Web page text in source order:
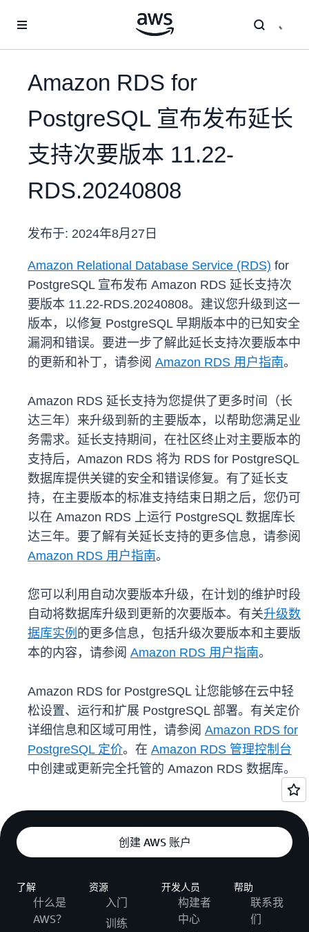
Amazon RDS for
PostgreSQL 宣布发布延长
支持次要版本 11.22-
RDS.20240808
发布于: 2024年8月27日
Amazon Relational Database Service (RDS) for
PostgreSQL 宣布发布 Amazon RDS 延长支持次
要版本 11.22-RDS.20240808。建议您升级到这一
版本，以修复 PostgreSQL 早期版本中的已知安全
漏洞和错误。要进一步了解此延长支持次要版本中
的更新和补丁，请参阅 Amazon RDS 用户指南。
Amazon RDS 延长支持为您提供了更多时间（长
达三年）来升级到新的主要版本，以帮助您满足业
务需求。延长支持期间，在社区终止对主要版本的
支持后，Amazon RDS 将为 RDS for PostgreSQL
数据库提供关键的安全和错误修复。有了延长支
持，在主要版本的标准支持结束日期之后，您仍可
以在 Amazon RDS 上运行 PostgreSQL 数据库长
达三年。要了解有关延长支持的更多信息，请参阅
Amazon RDS 用户指南。
您可以利用自动次要版本升级，在计划的维护时段
自动将数据库升级到更新的次要版本。有关升级数
据库实例 的更多信息，包括升级次要版本和主要版
本的内容，请参阅 Amazon RDS 用户指南。
Amazon RDS for PostgreSQL 让您能够在云中轻
松设置、运行和扩展 PostgreSQL 部署。有关定价
详细信息和区域可用性，请参阅 Amazon RDS for
PostgreSQL 定价。在 Amazon RDS 管理控制台
中创建或更新完全托管的 Amazon RDS 数据库。
创建 AWS 账户
了解
什么是
AWS？
资源
入门
训练
开发人员
构建者
中心
帮助
联系我
们